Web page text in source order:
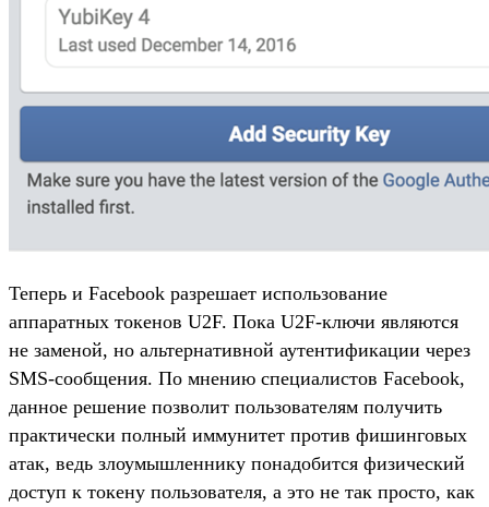
Теперь и Facebook разрешает использование
аппаратных токенов U2F. Пока U2F-ключи являются
не заменой, но альтернативной аутентификации через
SMS-сообщения. По мнению специалистов Facebook,
данное решение позволит пользователям получить
практически полный иммунитет против фишинговых
атак, ведь злоумышленнику понадобится физический
доступ к токену пользователя, а это не так просто, как